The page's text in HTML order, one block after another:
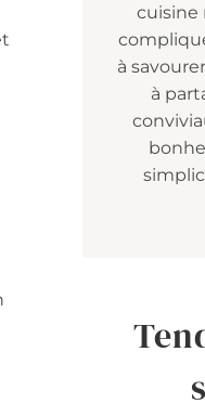
cuisine
à
à